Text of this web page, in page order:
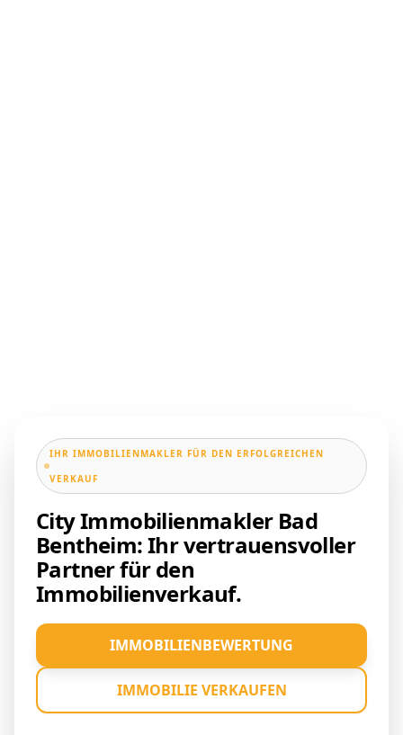
IHR IMMOBILIENMAKLER FÜR DEN ERFOLGREICHEN
VERKAUF
City Immobilienmakler Bad
Bentheim: Ihr vertrauensvoller
Partner für den
Immobilienverkauf.
IMMOBILIENBEWERTUNG
IMMOBILIE VERKAUFEN